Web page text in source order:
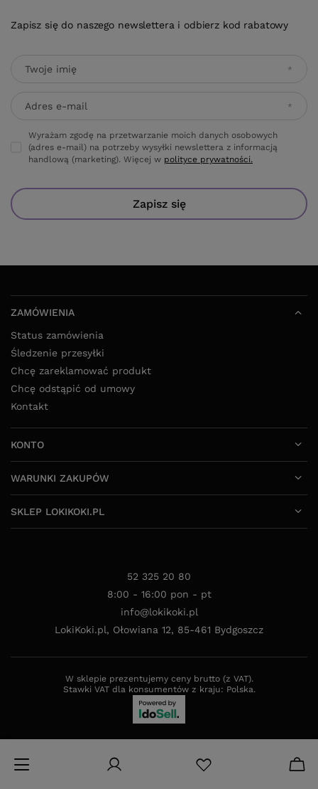
Zapisz się do naszego newslettera i odbierz kod rabatowy
Twoje imię
Adres e-mail
Wyrażam zgodę na przetwarzanie moich danych osobowych
(adres e-mail) na potrzeby wysyłki newslettera z informacją
handlową (marketing). Więcej w polityce prywatności.
Zapisz się
ZAMÓWIENIA
Status zamówienia
Śledzenie przesyłki
Chcę zareklamować produkt
Chcę odstąpić od umowy
Kontakt
KONTO
WARUNKI ZAKUPÓW
SKLEP LOKIKOKI.PL
52 325 20 80
8:00 - 16:00 pon - pt
info@lokikoki.pl
LokiKoki.pl, Ołowiana 12, 85-461 Bydgoszcz
W sklepie prezentujemy ceny brutto (z VAT).
Stawki VAT dla konsumentów z kraju: Polska.